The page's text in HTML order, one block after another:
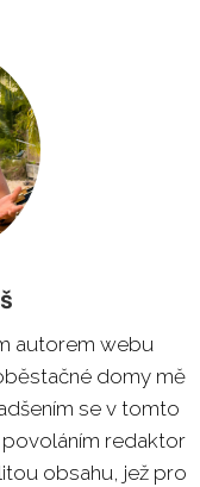
autorem webu
domy mě
se v tomto
redaktor
obsahu, jež pro